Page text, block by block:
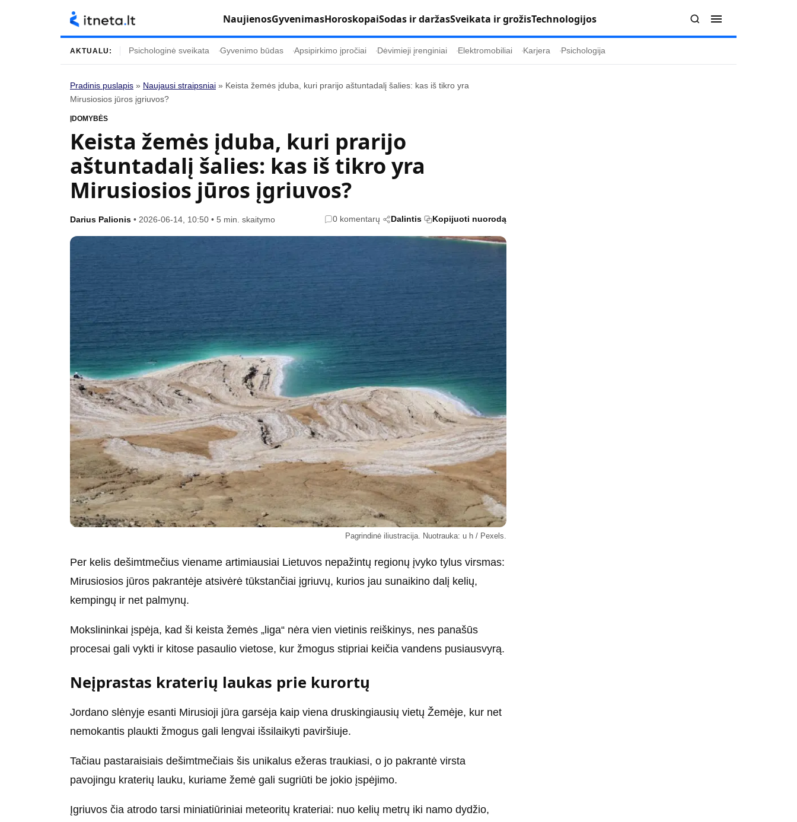
NaujienosGyvenimasHoroskopaiSodas ir daržasSveikata ir grožisTechnologijos
Turinys
Naujausi straipsniai
Gyvenimas
Įdomybės
Mada
Namai ir interjeras
Kulinarija
Technologijos
Gyvenimo būdas
Vasaros mada
Tėvai ir vaikai
Sodas ir daržas
Sveikata ir grožis
Karjera
Tvari mada Slapukų politika
AKTUALU: Psichologinė sveikata Gyvenimo būdas Apsipirkimo įpročiai Dėvimieji įrenginiai Elektromobiliai Karjera Psichologija
Pradinis puslapis » Naujausi straipsniai » Keista žemės įduba, kuri prarijo aštuntadalį šalies: kas iš tikro yra
Mirusiosios jūros įgriuvos?
ĮDOMYBĖS
Keista žemės įduba, kuri prarijo
aštuntadalį šalies: kas iš tikro yra
Mirusiosios jūros įgriuvos?
Darius Palionis • 2026-06-14, 10:50 • 5 min. skaitymo 0 komentarų Dalintis Kopijuoti nuorodą
Pagrindinė iliustracija. Nuotrauka: u h / Pexels.
Per kelis dešimtmečius viename artimiausiai Lietuvos nepažintų regionų įvyko tylus virsmas:
Mirusiosios jūros pakrantėje atsivėrė tūkstančiai įgriuvų, kurios jau sunaikino dalį kelių,
kempingų ir net palmynų.
Mokslininkai įspėja, kad ši keista žemės „liga“ nėra vien vietinis reiškinys, nes panašūs
procesai gali vykti ir kitose pasaulio vietose, kur žmogus stipriai keičia vandens pusiausvyrą.
Neįprastas kraterių laukas prie kurortų
Jordano slėnyje esanti Mirusioji jūra garsėja kaip viena druskingiausių vietų Žemėje, kur net
nemokantis plaukti žmogus gali lengvai išsilaikyti paviršiuje.
Tačiau pastaraisiais dešimtmečiais šis unikalus ežeras traukiasi, o jo pakrantė virsta
pavojingu kraterių lauku, kuriame žemė gali sugriūti be jokio įspėjimo.
Įgriuvos čia atrodo tarsi miniatiūriniai meteoritų krateriai: nuo kelių metrų iki namo dydžio,